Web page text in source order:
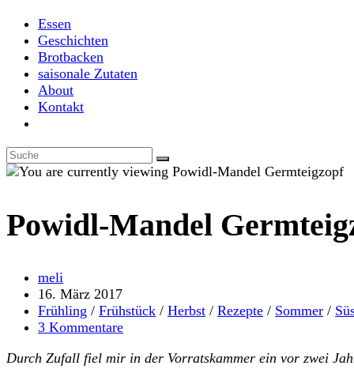
Essen
Geschichten
Brotbacken
saisonale Zutaten
About
Kontakt
search
Powidl-Mandel
Beitrags-
Autor:
meli
Beitrag
veröffentlicht:
16. März 2017
Beitrags-
Kategorie:
Frühling / Frühstück / Herbst / Rezepte / Sommer /
Beitrags-
3 Kommentare
Durch Zufall fiel mir in der Vorratskammer ein vor zwei